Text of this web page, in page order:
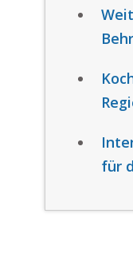
für